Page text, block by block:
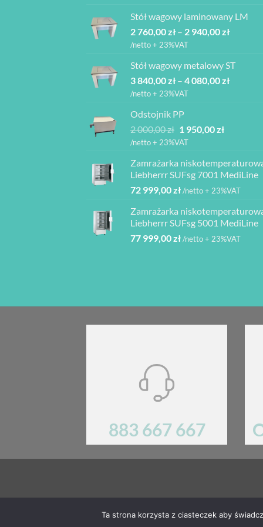
6
850,00 zł.
6
165,00 zł.
Stół wagowy laminowany LM
2 760,00zł – 2 940,00złZakres
2
760,00 zł
/netto + 23%VAT
Stół wagowy metalowy ST
3 840,00zł – 4 080,00złZakres
080,00
/netto + 23%VAT
Odstojnik PP
2 000,00zł Pierwotna
cena
2
000,00 zł.
1 950,00złAktualna
1
950,00 zł.
/netto + 23%VAT
Zamrażarka
Liebherrr SUFsg 7001 MediLine
72 999,00zł/netto + 23%VAT
Zamrażarka
Liebherrr SUFsg 5001 MediLine
77 999,00zł/netto + 23%VAT
883 667 667
Ta strona korzysta z ciasteczek aby